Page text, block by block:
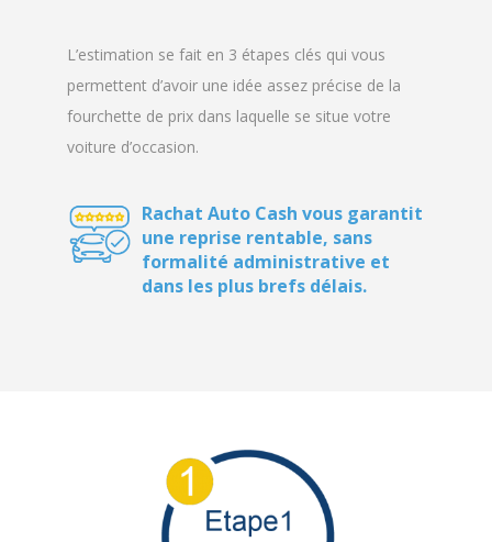
L’estimation se fait en 3 étapes clés qui vous
permettent d’avoir une idée assez précise de la
fourchette de prix dans laquelle se situe votre
voiture d’occasion.
Rachat Auto Cash vous garantit
une reprise rentable, sans
formalité administrative et
dans les plus brefs délais.